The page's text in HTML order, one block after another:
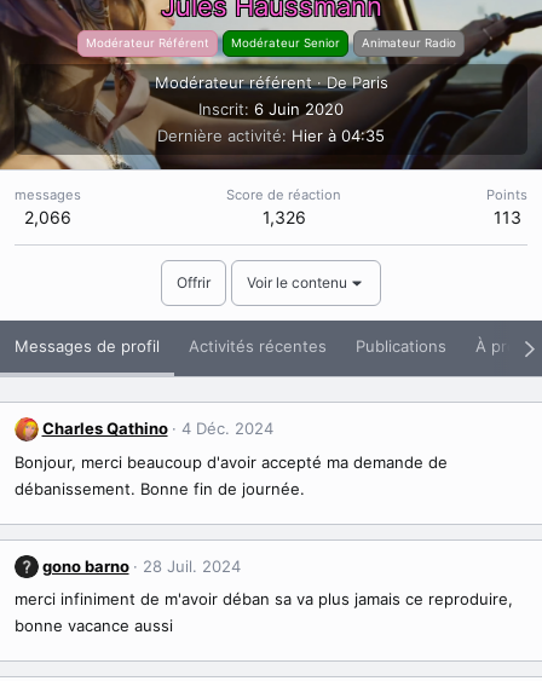
Modérateur Référent Modérateur Senior Animateur Radio
Modérateur référent ·DeParis
Inscrit 6 Juin 2020
Dernière activité
Hier à 04:35
messages
2,066
Score de réaction
1,326
Points
113
Offrir Voir le contenu
Messages de profil Activités récentes Publications À
Charles Qathino
4 Déc. 2024
Bonjour, merci beaucoup d'avoir accepté ma demande de
débanissement. Bonne fin de journée.
gono barno
28 Juil. 2024
merci infiniment de m'avoir déban sa va plus jamais ce reproduire,
bonne vacance aussi